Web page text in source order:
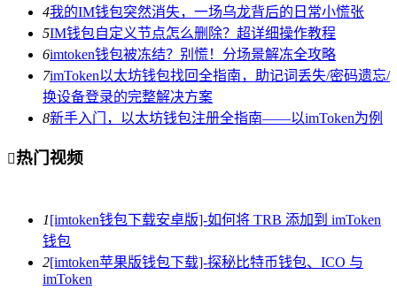
4我的IM钱包突然消失，一场乌龙背后的日常小慌张
5IM钱包自定义节点怎么删除？超详细操作教程
6imtoken钱包被冻结？别慌！分场景解冻全攻略
7imToken以太坊钱包找回全指南，助记词丢失/密码遗忘/
换设备登录的完整解决方案
8新手入门，以太坊钱包注册全指南——以imToken为例
热门视频
1[imtoken钱包下载安卓版]-如何将 TRB 添加到 imToken
钱包
2[imtoken苹果版钱包下载]-探秘比特币钱包、ICO 与
imToken